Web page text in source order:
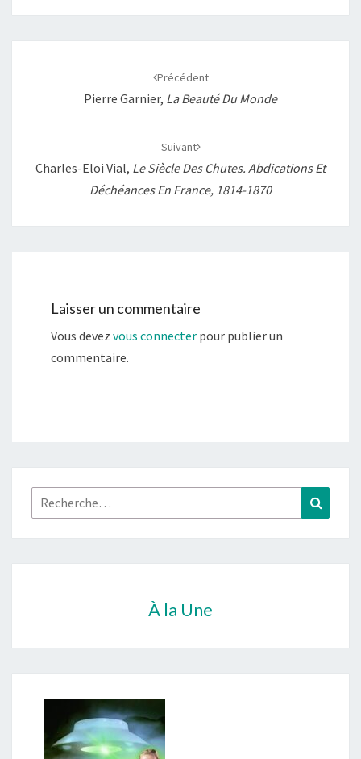
Précédent
Pierre Garnier, La Beauté Du Monde
Suivant
Charles-Eloi Vial, Le Siècle Des Chutes. Abdications Et
Déchéances En France, 1814-1870
Laisser un commentaire
Vous devez vous connecter pour publier un
commentaire.
Rechercher :
À la Une